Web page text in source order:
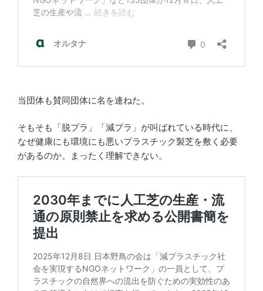
当団体も賛同団体に名を連ねた。
そもそも「脱プラ」「減プラ」が叫ばれている時代に、
なぜ健康にも環境にも悪いプラスチック製芝を敷く必要
があるのか。まったく理解できない。